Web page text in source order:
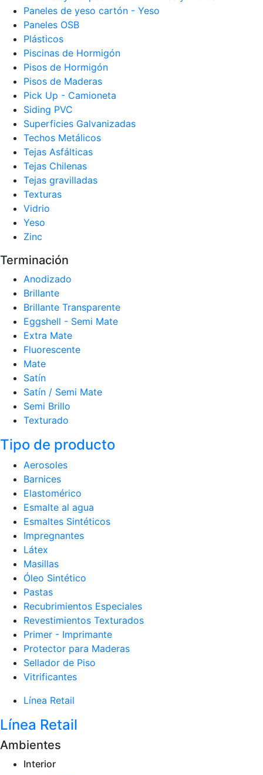
Paneles de yeso cartón - Yeso
Paneles OSB
Plásticos
Piscinas de Hormigón
Pisos de Hormigón
Pisos de Maderas
Pick Up - Camioneta
Siding PVC
Superficies Galvanizadas
Techos Metálicos
Tejas Asfálticas
Tejas Chilenas
Tejas gravilladas
Texturas
Vidrio
Yeso
Zinc
Terminación
Anodizado
Brillante
Brillante Transparente
Eggshell - Semi Mate
Extra Mate
Fluorescente
Mate
Satín
Satín / Semi Mate
Semi Brillo
Texturado
Tipo de producto
Aerosoles
Barnices
Elastomérico
Esmalte al agua
Esmaltes Sintéticos
Impregnantes
Látex
Masillas
Óleo Sintético
Pastas
Recubrimientos Especiales
Revestimientos Texturados
Primer - Imprimante
Protector para Maderas
Sellador de Piso
Vitrificantes
Línea Retail
Línea Retail
Ambientes
Interior